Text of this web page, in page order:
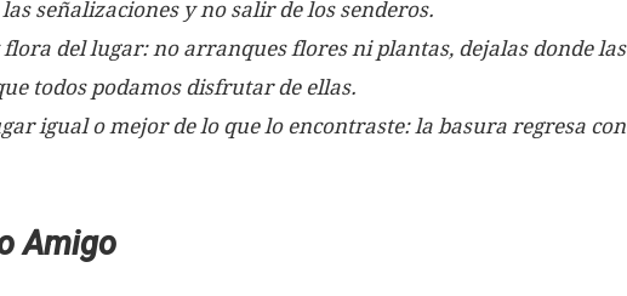
señalizaciones y no salir de los senderos.
flora del lugar: no arranques flores ni plantas, dejalas donde las
todos podamos disfrutar de ellas.
igual o mejor de lo que lo encontraste: la basura regresa con
Amigo